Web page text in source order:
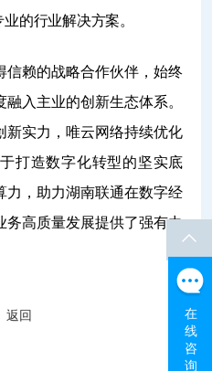
的行业解决方案。
信赖的战略合作伙伴，始终
入主业的创新生态体系。
新实力，唯云网络持续优化
打造数字化转型的坚实底
力，助力湖南联通在数字经
务高质量发展提供了强有力
返回
在
线
咨
询